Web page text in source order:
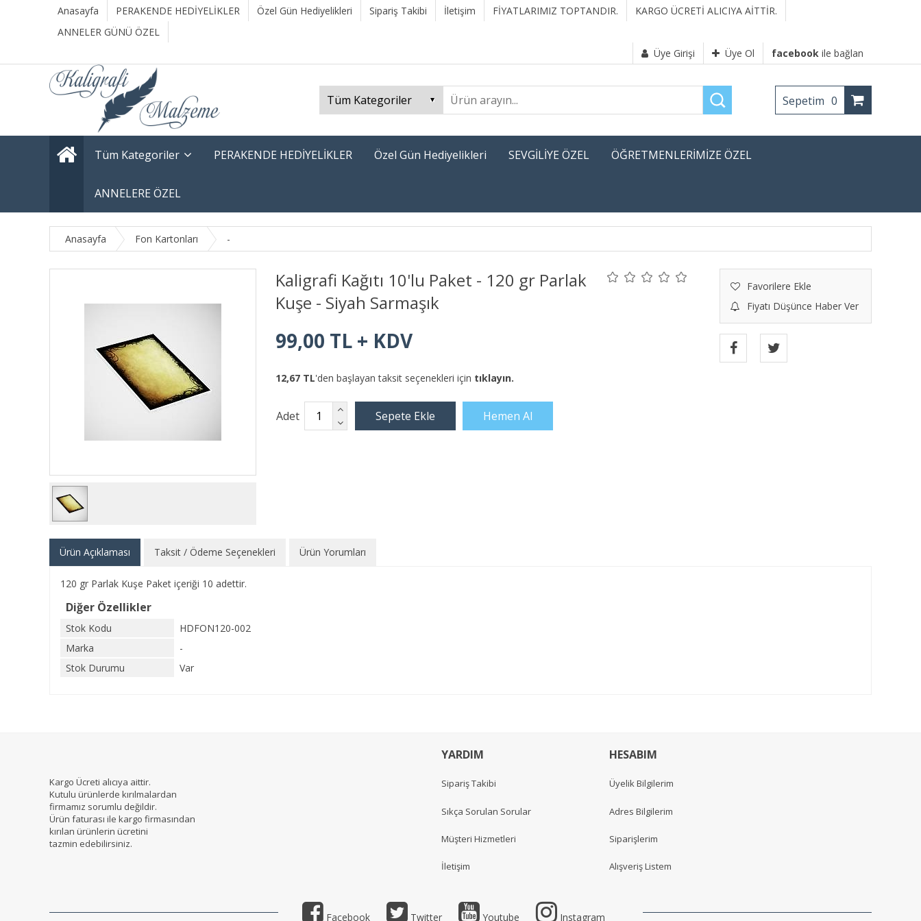
Anasayfa PERAKENDE HEDİYELİKLER Özel Gün Hediyelikleri Sipariş Takibi İletişim FİYATLARIMIZ TOPTANDIR.
KARGO ÜCRETİ ALICIYA AİTTİR.
ANNELER GÜNÜ ÖZEL
Üye Girişi
Üye Ol facebook ile bağlan
Sepetim 0
Tüm Kategoriler PERAKENDE HEDİYELİKLER Özel Gün Hediyelikleri SEVGİLİYE ÖZEL ÖĞRETMENLERİMİZE ÖZEL
ANNELERE ÖZEL
Anasayfa Fon Kartonları -
Kaligrafi Kağıtı 10'lu Paket - 120 gr Parlak
Kuşe - Siyah Sarmaşık
Favorilere Ekle
Fiyatı Düşünce Haber Ver
99,00 TL + KDV
12,67 TL'den başlayan taksit seçenekleri için tıklayın.
Adet
Ürün Açıklaması Taksit / Ödeme Seçenekleri Ürün Yorumları
120 gr Parlak Kuşe Paket içeriği 10 adettir.
Diğer Özellikler
Stok Kodu
HDFON120-002
Marka
-
Stok Durumu
Var
Kargo Ücreti alıcıya aittir.
Kutulu ürünlerde kırılmalardan
firmamız sorumlu değildir.
Ürün faturası ile kargo firmasından
kırılan ürünlerin ücretini
tazmin edebilirsiniz.
YARDIM
Sipariş Takibi
Sıkça Sorulan Sorular
Müşteri Hizmetleri
İletişim
HESABIM
Üyelik Bilgilerim
Adres Bilgilerim
Siparişlerim
Alışveriş Listem
Facebook Twitter Youtube Instagram